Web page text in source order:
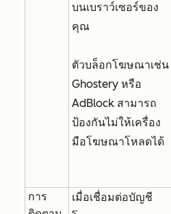
บนเบราว์เซอร์ของ
คุณ
ตัวบล็อกโฆษณาเช่น
Ghostery หรือ
AdBlock สามารถ
ป้องกันไม่ให้เครื่อง
มือโฆษณาโหลดได้
การ
เมื่อเชื่อมต่อบัญชี